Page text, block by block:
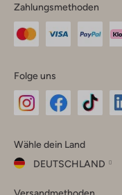
Zahlungsmethoden
Folge uns
Instagram
Facebook
TikTok
Wähle dein Land
DEUTSCHLAND